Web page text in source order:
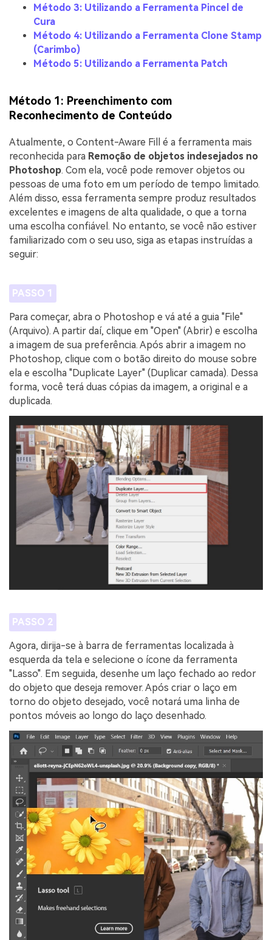
Método 3: Utilizando a Ferramenta Pincel de
Cura
Método 4: Utilizando a Ferramenta Clone Stamp
(Carimbo)
Método 5: Utilizando a Ferramenta Patch
Método 1: Preenchimento com
Reconhecimento de Conteúdo
Atualmente, o Content-Aware Fill é a ferramenta mais
reconhecida para Remoção de objetos indesejados no
Photoshop. Com ela, você pode remover objetos ou
pessoas de uma foto em um período de tempo limitado.
Além disso, essa ferramenta sempre produz resultados
excelentes e imagens de alta qualidade, o que a torna
uma escolha confiável. No entanto, se você não estiver
familiarizado com o seu uso, siga as etapas instruídas a
seguir:
PASSO 1
Para começar, abra o Photoshop e vá até a guia "File"
(Arquivo). A partir daí, clique em "Open" (Abrir) e escolha
a imagem de sua preferência. Após abrir a imagem no
Photoshop, clique com o botão direito do mouse sobre
ela e escolha "Duplicate Layer" (Duplicar camada). Dessa
forma, você terá duas cópias da imagem, a original e a
duplicada.
PASSO 2
Agora, dirija-se à barra de ferramentas localizada à
esquerda da tela e selecione o ícone da ferramenta
"Lasso". Em seguida, desenhe um laço fechado ao redor
do objeto que deseja remover. Após criar o laço em
torno do objeto desejado, você notará uma linha de
pontos móveis ao longo do laço desenhado.